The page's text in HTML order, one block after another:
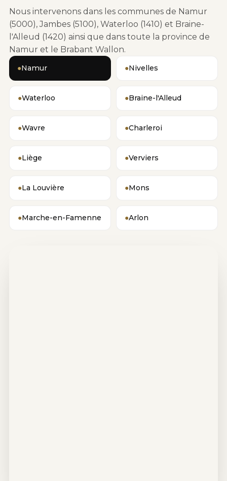
Nous intervenons dans les communes de Namur
(5000), Jambes (5100), Waterloo (1410) et Braine-
l'Alleud (1420) ainsi que dans toute la province de
Namur et le Brabant Wallon.
●Namur ●Nivelles
●Waterloo ●Braine-l'Alleud
●Wavre ●Charleroi
●Liège ●Verviers
●La Louvière ●Mons
●Marche-en-Famenne ●Arlon